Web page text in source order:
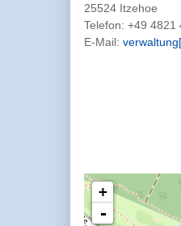
25524 Itzehoe
Telefon: +49 4821
E-Mail:
+
-